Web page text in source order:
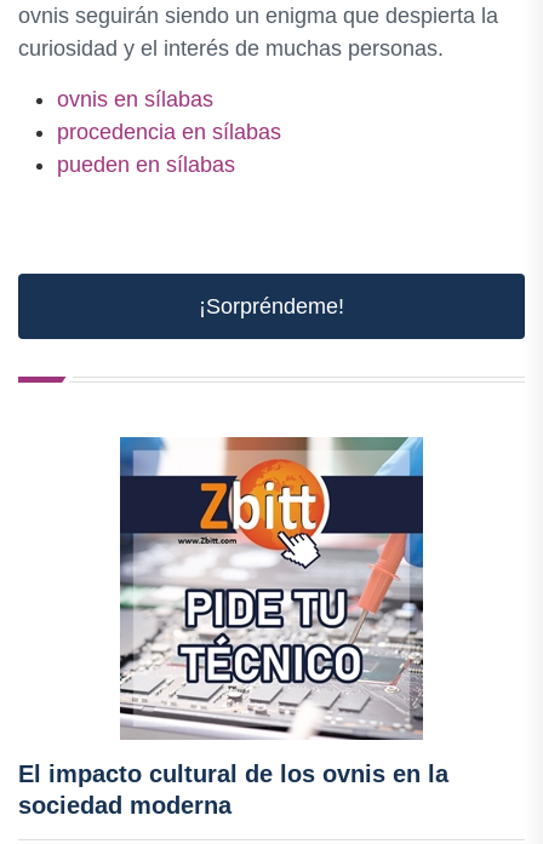
ovnis seguirán siendo un enigma que despierta la
curiosidad y el interés de muchas personas.
ovnis en sílabas
procedencia en sílabas
pueden en sílabas
¡Sorpréndeme!
El impacto cultural de los ovnis en la
sociedad moderna